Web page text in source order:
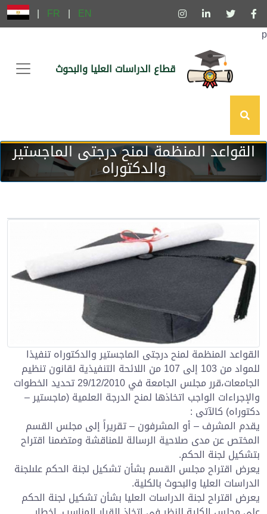
EN
|
FR
|
p
قطاع الدراسات العليا والبحوث
القواعد المنظمة لمنح درجتى الماجستير
والدكتوراه
القواعد المنظمة لمنح درجتى الماجستير والدكتوراه تنفيذا
للمواد من 103 إلى 107 من اللائحة التنفيذية لقانون تنظيم
الجامعات،قرر مجلس الجامعة في 29/12/2010 تحديد الخطوات
والإجراءات الواجب اتخاذها لمنح الدرجة العلمية (ماجستير –
دكتوراه) كالآتى :
يقدم المشرف – أو المشرفون – تقريراً إلى مجلس القسم
المختص عن مدى صلاحية الرسالة للمناقشة ومتضمنا اقتراح
بتشكيل لجنة الحكم.
يعرض اقتراح مجلس القسم بشأن تشكيل لجنة الحكم علىلجنة
الدراسات العليا والبحوث بالكلية.
يعرض اقتراح لجنة الدراسات العليا بشأن تشكيل لجنة الحكم